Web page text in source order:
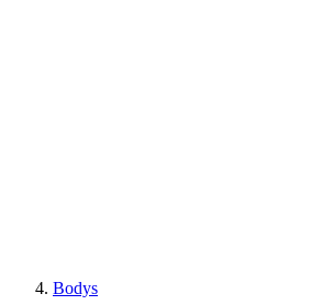
Bodys